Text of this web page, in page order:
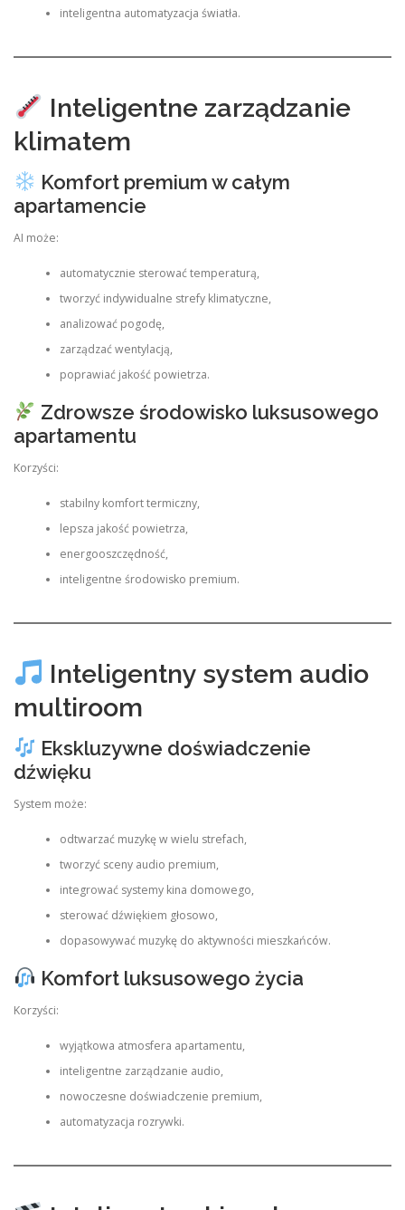
inteligentna automatyzacja światła.
Inteligentne zarządzanie
klimatem
Komfort premium w całym
apartamencie
AI może:
automatycznie sterować temperaturą,
tworzyć indywidualne strefy klimatyczne,
analizować pogodę,
zarządzać wentylacją,
poprawiać jakość powietrza.
Zdrowsze środowisko luksusowego
apartamentu
Korzyści:
stabilny komfort termiczny,
lepsza jakość powietrza,
energooszczędność,
inteligentne środowisko premium.
Inteligentny system audio
multiroom
Ekskluzywne doświadczenie
dźwięku
System może:
odtwarzać muzykę w wielu strefach,
tworzyć sceny audio premium,
integrować systemy kina domowego,
sterować dźwiękiem głosowo,
dopasowywać muzykę do aktywności mieszkańców.
Komfort luksusowego życia
Korzyści:
wyjątkowa atmosfera apartamentu,
inteligentne zarządzanie audio,
nowoczesne doświadczenie premium,
automatyzacja rozrywki.